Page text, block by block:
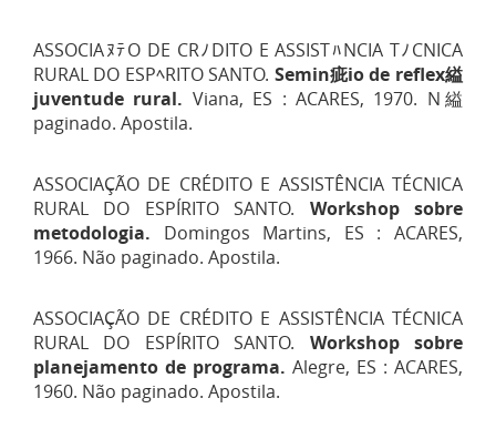
ASSOCIAﾇﾃO DE CRﾉDITO E ASSISTﾊNCIA TﾉCNICA
RURAL DO ESPﾍRITO SANTO. Semin疵io de reflex縊
juventude rural. Viana, ES : ACARES, 1970. N 縊
paginado. Apostila.
ASSOCIAÇÃO DE CRÉDITO E ASSISTÊNCIA TÉCNICA
RURAL DO ESPÍRITO SANTO. Workshop sobre
metodologia. Domingos Martins, ES : ACARES,
1966. Não paginado. Apostila.
ASSOCIAÇÃO DE CRÉDITO E ASSISTÊNCIA TÉCNICA
RURAL DO ESPÍRITO SANTO. Workshop sobre
planejamento de programa. Alegre, ES : ACARES,
1960. Não paginado. Apostila.